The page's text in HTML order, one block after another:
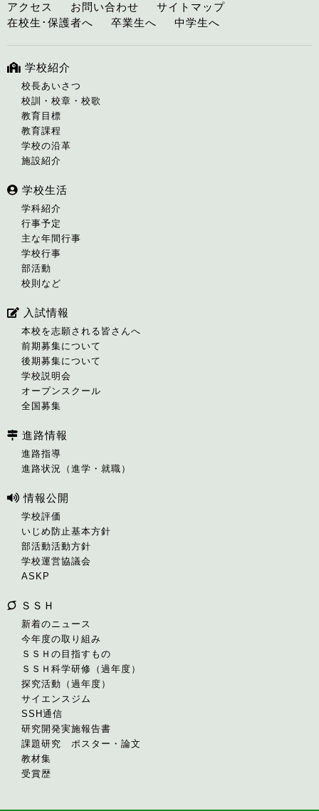
アクセス お問い合わせ
サイトマップ
在校生･保護者へ
卒業生へ 中学生へ
学校紹介
校長あいさつ
校訓・校章・校歌
教育目標
教育課程
学校の沿革
施設紹介
学校生活
学科紹介
行事予定
主な年間行事
学校行事
部活動
校則など
入試情報
本校を志願される皆さんへ
前期募集について
後期募集について
学校説明会
オープンスクール
全国募集
進路情報
進路指導
進路状況（進学・就職）
情報公開
学校評価
いじめ防止基本方針
部活動活動方針
学校運営協議会
ASKP
ＳＳＨ
新着のニュース
今年度の取り組み
ＳＳＨの目指すもの
ＳＳＨ科学研修（過年度）
探究活動（過年度）
サイエンスジム
SSH通信
研究開発実施報告書
課題研究 ポスター・論文
教材集
受賞歴